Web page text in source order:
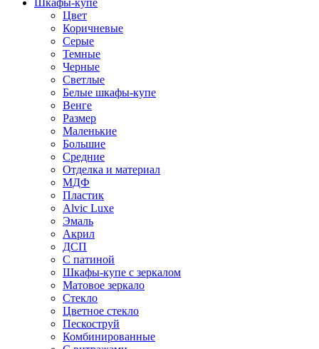
Шкафы-купе
Цвет
Коричневые
Серые
Темные
Черные
Светлые
Белые шкафы-купе
Венге
Размер
Маленькие
Большие
Средние
Отделка и материал
МДФ
Пластик
Alvic Luxe
Эмаль
Акрил
ДСП
С патиной
Шкафы-купе с зеркалом
Матовое зеркало
Стекло
Цветное стекло
Пескоструй
Комбинированные